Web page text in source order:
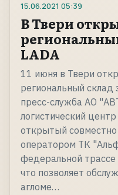
15.06.2021 05:39
В Твери
LADA
11 июня в Твери
региональный склад
пресс-служба АО
логистический
открытый совместно
оператором ТК
федеральной
что позволяет
агломе…